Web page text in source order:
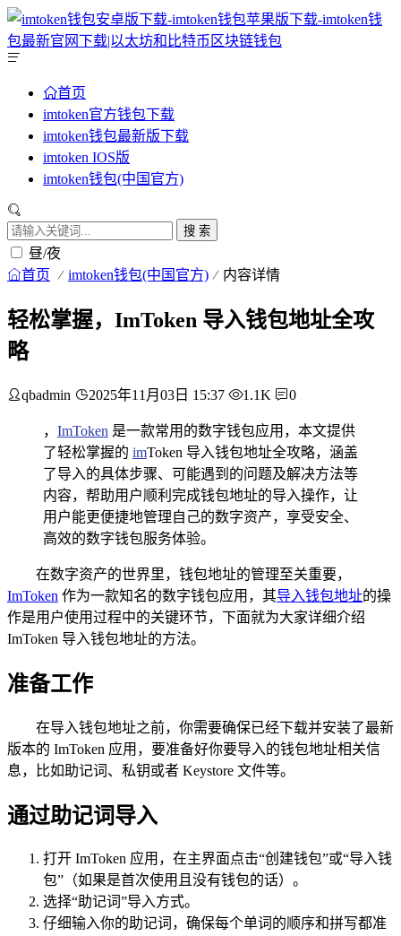
首页
imtoken官方钱包下载
imtoken钱包最新版下载
imtoken IOS版
imtoken钱包(中国官方)
搜 索
昼/夜
首页 imtoken钱包(中国官方) 内容详情
轻松掌握，ImToken 导入钱包地址全攻
略
qbadmin 2025年11月03日 15:37 1.1K 0
， ImToken 是一款常用的数字钱包应用，本文提供
了轻松掌握的 imToken 导入钱包地址全攻略，涵盖
了导入的具体步骤、可能遇到的问题及解决方法等
内容，帮助用户顺利完成钱包地址的导入操作，让
用户能更便捷地管理自己的数字资产，享受安全、
高效的数字钱包服务体验。
在数字资产的世界里，钱包地址的管理至关重要，
ImToken 作为一款知名的数字钱包应用，其导入钱包地址的操
作是用户使用过程中的关键环节，下面就为大家详细介绍
ImToken 导入钱包地址的方法。
准备工作
在导入钱包地址之前，你需要确保已经下载并安装了最新
版本的 ImToken 应用，要准备好你要导入的钱包地址相关信
息，比如助记词、私钥或者 Keystore 文件等。
通过助记词导入
打开 ImToken 应用，在主界面点击“创建钱包”或“导入钱
包”（如果是首次使用且没有钱包的话）。
选择“助记词”导入方式。
仔细输入你的助记词，确保每个单词的顺序和拼写都准